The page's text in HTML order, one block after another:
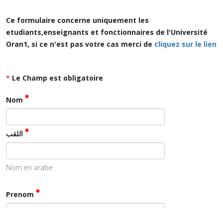
Ce formulaire concerne uniquement les
etudiants,enseignants et fonctionnaires de l'Université
Oran1, si ce n'est pas votre cas merci de cliquez sur le lien
* Le Champ est obligatoire
Nom
Nom en arabe
Prenom